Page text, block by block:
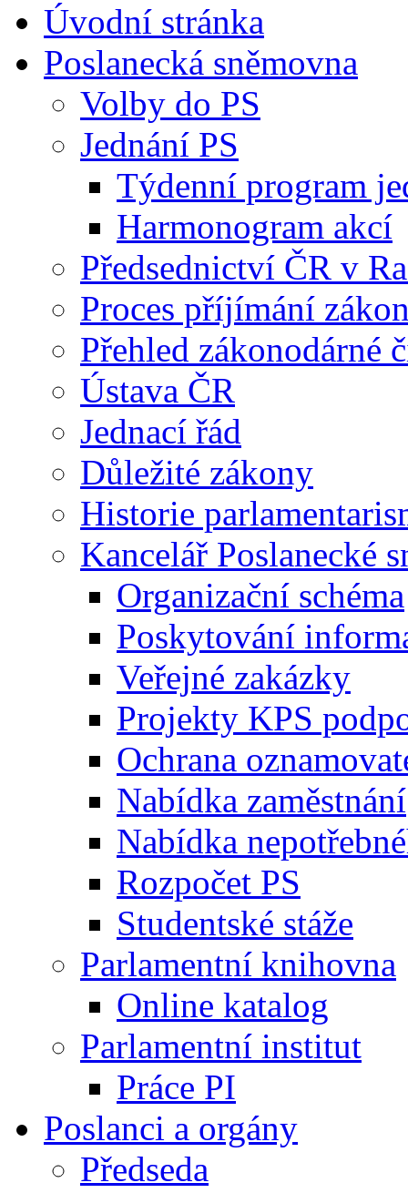
Úvodní stránka
Poslanecká sněmovna
Volby do PS
Jednání PS
Týdenní program
Harmonogram akcí
Předsednictví ČR v
Proces příjímání
Přehled zákonodárné
Ústava ČR
Jednací řád
Důležité zákony
Historie
Kancelář Poslanecké
Organizační schéma
Poskytování
Veřejné zakázky
Projekty KPS
Ochrana
Nabídka zaměstnání
Nabídka
Rozpočet PS
Studentské stáže
Parlamentní knihovna
Online katalog
Parlamentní institut
Práce PI
Poslanci a orgány
Předseda